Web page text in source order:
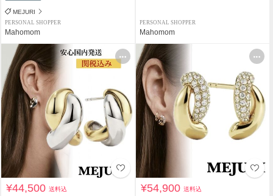
MEJURI
PERSONAL SHOPPER
Mahomom
PERSONAL SHOPPER
Mahomom
¥44,500送料込 ¥54,900送料込